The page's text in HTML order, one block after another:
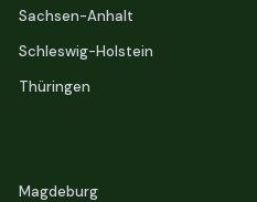
Sachsen-Anhalt
Schleswig-Holstein
Thüringen
Magdeburg